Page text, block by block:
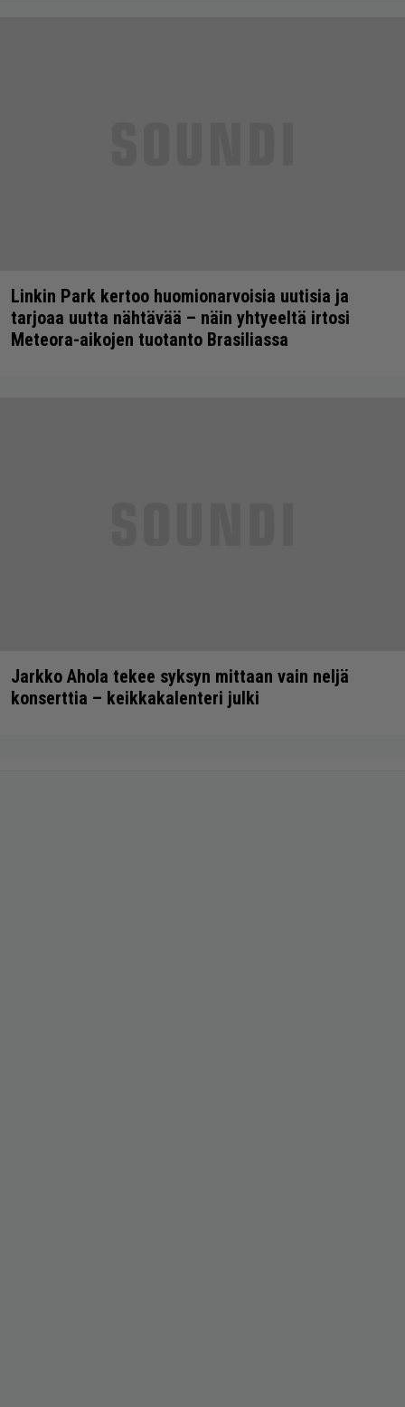
Linkin Park kertoo huomionarvoisia uutisia ja
tarjoaa uutta nähtävää – näin yhtyeeltä irtosi
Meteora-aikojen tuotanto Brasiliassa
Jarkko Ahola tekee syksyn mittaan vain neljä
konserttia – keikkakalenteri julki